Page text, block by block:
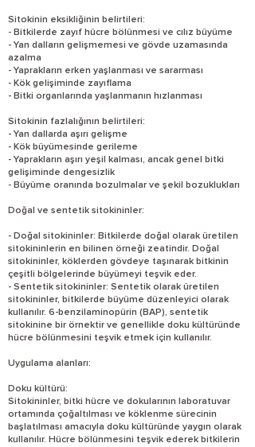
Sitokinin eksikliğinin belirtileri:
- Bitkilerde zayıf hücre bölünmesi ve cılız büyüme
- Yan dalların gelişmemesi ve gövde uzamasında
azalma
- Yaprakların erken yaşlanması ve sararması
- Kök gelişiminde zayıflama
- Bitki organlarında yaşlanmanın hızlanması
Sitokinin fazlalığının belirtileri:
- Yan dallarda aşırı gelişme
- Kök büyümesinde gerileme
- Yaprakların aşırı yeşil kalması, ancak genel bitki
gelişiminde dengesizlik
- Büyüme oranında bozulmalar ve şekil bozuklukları
Doğal ve sentetik sitokininler:
- Doğal sitokininler: Bitkilerde doğal olarak üretilen
sitokininlerin en bilinen örneği zeatindir. Doğal
sitokininler, köklerden gövdeye taşınarak bitkinin
çeşitli bölgelerinde büyümeyi teşvik eder.
- Sentetik sitokininler: Sentetik olarak üretilen
sitokininler, bitkilerde büyüme düzenleyici olarak
kullanılır. 6-benzilaminopürin (BAP), sentetik
sitokinine bir örnektir ve genellikle doku kültüründe
hücre bölünmesini teşvik etmek için kullanılır.
Uygulama alanları:
Doku kültürü:
Sitokininler, bitki hücre ve dokularının laboratuvar
ortamında çoğaltılması ve köklenme sürecinin
başlatılması amacıyla doku kültüründe yaygın olarak
kullanılır. Hücre bölünmesini teşvik ederek bitkilerin